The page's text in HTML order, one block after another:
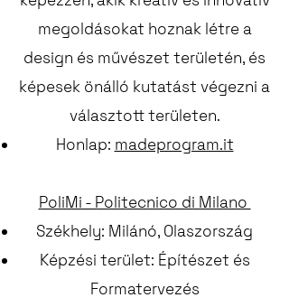
megoldásokat hoznak létre a
design és művészet területén, és
képesek önálló kutatást végezni a
választott területen.
Honlap: madeprogram.it
PoliMi - Politecnico di Milano
Székhely: Milánó, Olaszország
Képzési terület: Építészet és
Formatervezés